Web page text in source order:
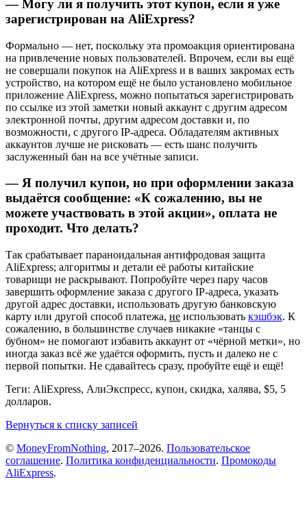
— Могу ли я получить этот купон, если я уже
зарегистрирован на AliExpress?
Формально — нет, поскольку эта промоакция ориентирована
на привлечение новых пользователей. Впрочем, если вы ещё
не совершали покупок на AliExpress и в ваших закромах есть
устройство, на котором ещё не было установлено мобильное
приложение AliExpress, можно попытаться зарегистрировать
по ссылке из этой заметки новый аккаунт с другим адресом
электронной почты, другим адресом доставки и, по
возможности, с другого IP-адреса. Обладателям активных
аккаунтов лучше не рисковать — есть шанс получить
заслуженный бан на все учётные записи.
— Я получил купон, но при оформлении заказа
выдаётся сообщение: «К сожалению, вы не
можете участвовать в этой акции», оплата не
проходит. Что делать?
Так срабатывает параноидальная антифродовая защита
AliExpress; алгоритмы и детали её работы китайские
товарищи не раскрывают. Попробуйте через пару часов
завершить оформление заказа с другого IP-адреса, указать
другой адрес доставки, использовать другую банковскую
карту или другой способ платежа, не использовать кэшбэк. К
сожалению, в большинстве случаев никакие «танцы с
бубном» не помогают избавить аккаунт от «чёрной метки», но
иногда заказ всё же удаётся оформить, пусть и далеко не с
первой попытки. Не сдавайтесь сразу, пробуйте ещё и ещё!
Теги: AliExpress, АлиЭкспресс, купон, скидка, халява, $5, 5
долларов.
Вернуться к списку записей
© MoneyFromNothing, 2017–2026. Пользовательское
соглашение. Политика конфиденциальности. Промокоды
AliExpress.